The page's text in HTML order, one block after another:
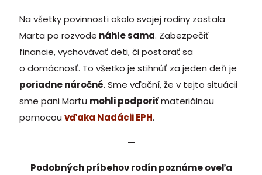
Na všetky povinnosti okolo svojej rodiny zostala
Marta po rozvode náhle sama. Zabezpečiť
financie, vychovávať deti, či postarať sa
o domácnosť. To všetko je stihnúť za jeden deň je
poriadne náročné. Sme vďační, že v tejto situácii
sme pani Martu mohli podporiťmateriálnou
pomocou vďaka Nadácii EPH.
—
Podobných príbehov rodín poznáme oveľa